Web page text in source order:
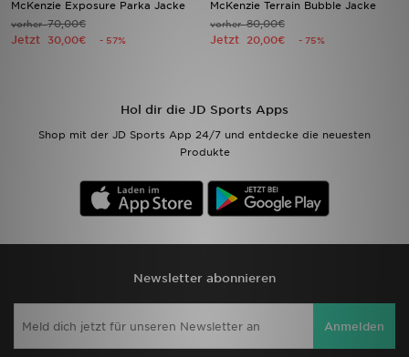
McKenzie Exposure Parka Jacke
vorher70,00€
Jetzt 30,00€ - 57%
McKenzie Terrain Bubble Jacke
vorher80,00€
Jetzt 20,00€ - 75%
Hol dir die JD Sports Apps
Shop mit der JD Sports App 24/7 und entdecke die neuesten
Produkte
Newsletter abonnieren
Anmelden
Filialfinder